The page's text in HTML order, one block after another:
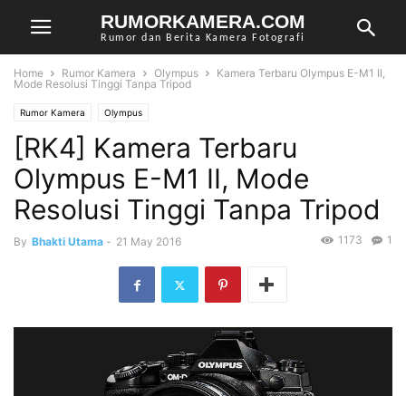
RUMORKAMERA.COM
Rumor dan Berita Kamera Fotografi
Home Rumor Kamera Olympus
Kamera Terbaru Olympus E-M1 II,
Mode Resolusi Tinggi Tanpa Tripod
Rumor Kamera Olympus
[RK4] Kamera Terbaru
Olympus E-M1 II, Mode
Resolusi Tinggi Tanpa Tripod
By Bhakti Utama - 21 May 2016 1
1173